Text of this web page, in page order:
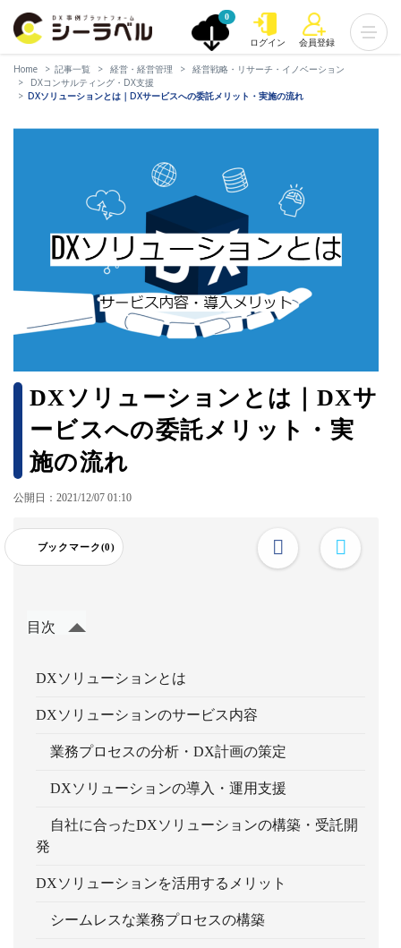
0
ログイン 会員登録
Home 記事一覧 経営・経営管理
経営戦略・リサーチ・イノベーション
DXコンサルティング・DX支援
DXソリューションとは｜DXサービスへの委託メリット・実施の流れ
DXソリューションとは｜DXサ
ービスへの委託メリット・実
施の流れ
公開日：2021/12/07 01:10
ブックマーク(0)
目次
DXソリューションとは
DXソリューションのサービス内容
業務プロセスの分析・DX計画の策定
DXソリューションの導入・運用支援
自社に合ったDXソリューションの構築・受託開
発
DXソリューションを活用するメリット
シームレスな業務プロセスの構築